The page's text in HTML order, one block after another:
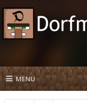
MENU